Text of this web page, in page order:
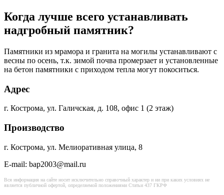
Когда лучше всего устанавливать
надгробный памятник?
Памятники из мрамора и гранита на могилы устанавливают с
весны по осень, т.к. зимой почва промерзает и установленные
на бетон памятники с приходом тепла могут покоситься.
Адрес
г. Кострома, ул. Галичская, д. 108, офис 1 (2 этаж)
Производство
г. Кострома, ул. Мелиоративная улица, 8
E-mail: bap2003@mail.ru
Вся информация на сайте носит исключительно справочный характер и ни при каких условиях не
является публичной офертой, определяемой положениями Статьи 437 ГКРФ